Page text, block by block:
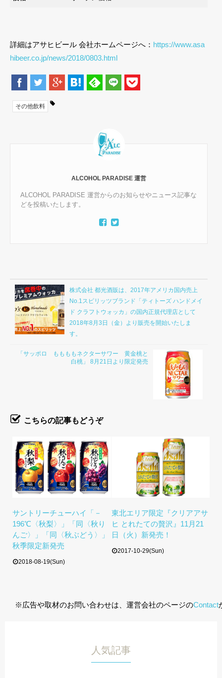
詳細はアサヒビール 会社ホームページへ： https://www.asa
hibeer.co.jp/news/2018/0803.html
その他飲料
ALCOHOL PARADISE 運営
ALCOHOL PARADISE 運営からのお知らせやニュース記事な
どを投稿いたします。
株式会社 都光酒販は、2017年アメリカ国内売上
No.1スピリッツブランド「ティトーズ ハンドメイ
ド クラフトウォッカ」の国内正規代理店として
2018年8月3日（金）より販売を開始いたしま
す。
「サッポロ ももももネクターサワー 黄金桃と
白桃」 8月21日より限定発売
こちらの記事もどうぞ
サントリーチューハイ「－
196℃〈秋梨〉」「同〈秋り
んご〉」「同〈秋ぶどう〉」
秋季限定新発売
2018-08-19(Sun)
東北エリア限定『クリアアサ
ヒ とれたての贅沢』11月21
日（火）新発売！
2017-10-29(Sun)
※広告や取材のお問い合わせは、運営会社のページのContact
人気記事